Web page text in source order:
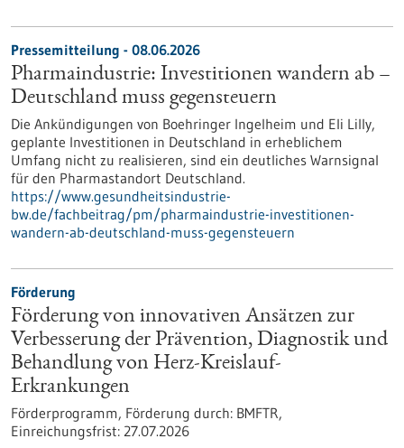
Pressemitteilung - 08.06.2026
Pharmaindustrie: Investitionen wandern ab –
Deutschland muss gegensteuern
Die Ankündigungen von Boehringer Ingelheim und Eli Lilly,
geplante Investitionen in Deutschland in erheblichem
Umfang nicht zu realisieren, sind ein deutliches Warnsignal
für den Pharmastandort Deutschland.
https://www.gesundheitsindustrie-
bw.de/fachbeitrag/pm/pharmaindustrie-investitionen-
wandern-ab-deutschland-muss-gegensteuern
Förderung
Förderung von innovativen Ansätzen zur
Verbesserung der Prävention, Diagnostik und
Behandlung von Herz-Kreislauf-
Erkrankungen
Förderprogramm, Förderung durch: BMFTR,
Einreichungsfrist: 27.07.2026